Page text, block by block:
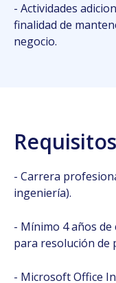
- Actividades
finalidad de
negocio.
Requisitos
- Carrera
ingeniería).
- Mínimo 4 años
para resolución de
- Microsoft Office